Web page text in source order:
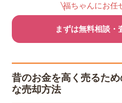
福ちゃんにお任
まずは無料相談・
昔のお金を高く売るた
な売却方法